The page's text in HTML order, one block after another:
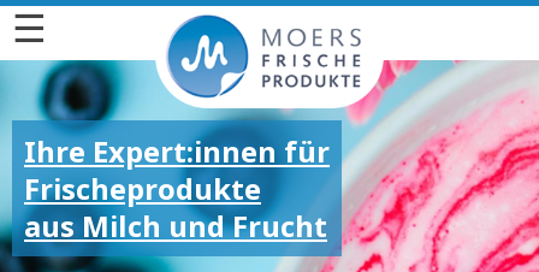
☰
Ihre Expert:innen für
Frischeprodukte
aus Milch und Frucht